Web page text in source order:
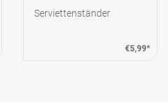
Serviettenständer
€5,99*